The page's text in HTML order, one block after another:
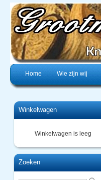
Home Wie zijn wij
Winkelwagen
Winkelwagen is leeg
Zoeken